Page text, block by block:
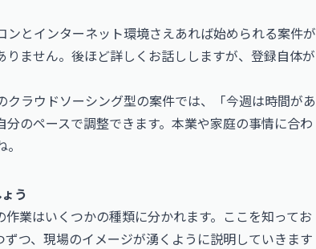
とインターネット環境さえあれば始められる案件が
ません。後ほど詳しくお話ししますが、登録自体が
ラウドソーシング型の案件では、「今週は時間があ
のペースで調整できます。本業や家庭の事情に合わ
う
業はいくつかの種類に分かれます。ここを知ってお
つ、現場のイメージが湧くように説明していきます